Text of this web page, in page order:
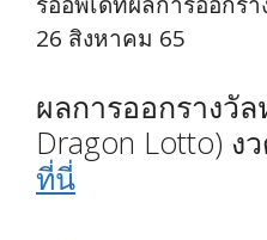
26 สิงหาคม 65
ผลการออกรางวั
Dragon Lotto) ง
ที่นี่